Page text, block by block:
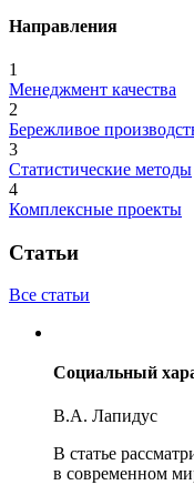
Направления
1
Менеджмент качества
2
Бережливое
3
Статистические методы
4
Комплексные проекты
Статьи
Все статьи
Социальный
В.А. Лапидус
В статье
в современном